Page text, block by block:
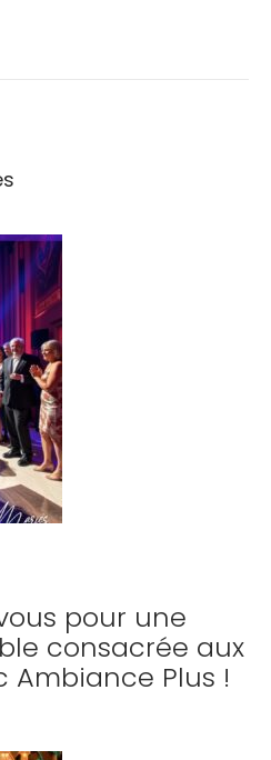
pour une
consacrée aux
Ambiance Plus !